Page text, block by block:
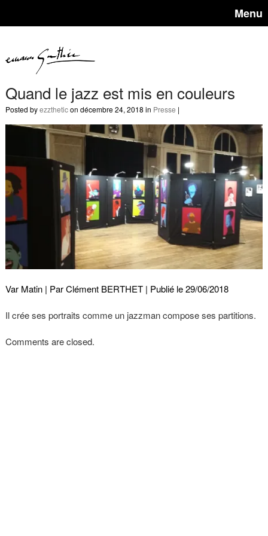
Menu
Quand le jazz est mis en couleurs
Posted byezztheticon décembre 24, 2018 in Presse |
Var Matin | Par Clément BERTHET | Publié le 29/06/2018
Il crée ses portraits comme un jazzman compose ses partitions.
Comments are closed.